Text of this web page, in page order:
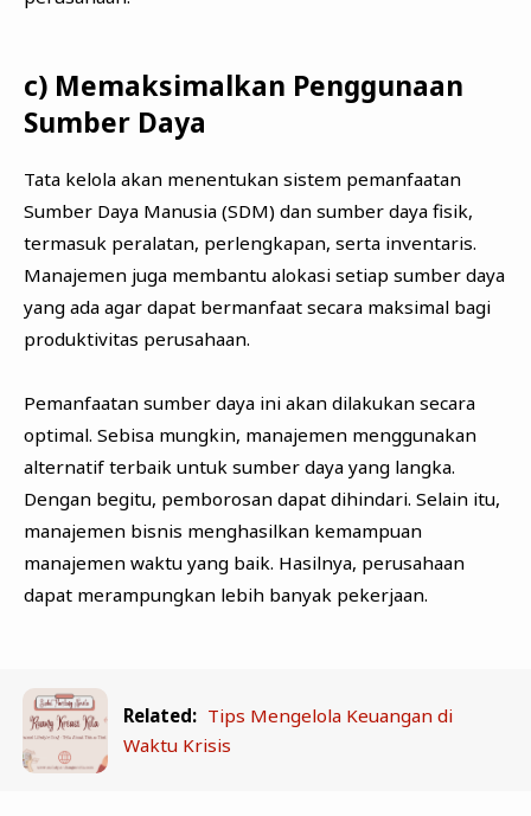
c) Memaksimalkan Penggunaan
Sumber Daya
Tata kelola akan menentukan sistem pemanfaatan
Sumber Daya Manusia (SDM) dan sumber daya fisik,
termasuk peralatan, perlengkapan, serta inventaris.
Manajemen juga membantu alokasi setiap sumber daya
yang ada agar dapat bermanfaat secara maksimal bagi
produktivitas perusahaan.
Pemanfaatan sumber daya ini akan dilakukan secara
optimal. Sebisa mungkin, manajemen menggunakan
alternatif terbaik untuk sumber daya yang langka.
Dengan begitu, pemborosan dapat dihindari. Selain itu,
manajemen bisnis menghasilkan kemampuan
manajemen waktu yang baik. Hasilnya, perusahaan
dapat merampungkan lebih banyak pekerjaan.
Related: Tips Mengelola Keuangan di
Waktu Krisis